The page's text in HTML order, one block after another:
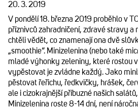
20. 3. 2019
V pondělí 18. března 2019 proběhlo v
příznivců zahradničení, zdravé stravy a
chtěli vědět, co znamenají ona dvě
„smoothie“. Minizelenina (nebo také
mladé výhonky zeleniny, které rostou
vypěstovat je zvládne každý. Jako
pěstovat řeřichu, ředkvičky, hrášek,
ale i cizokrajnější příbuzné našich
Minizelenina roste 8-14 dní, není